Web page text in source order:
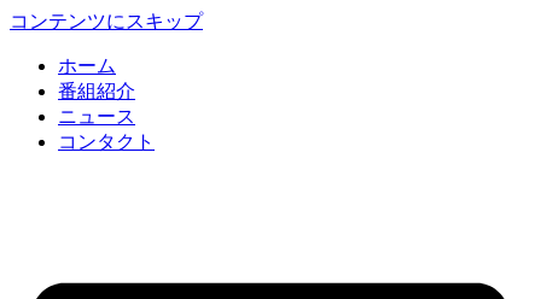
コンテンツにスキップ
ホーム
番組紹介
ニュース
コンタクト